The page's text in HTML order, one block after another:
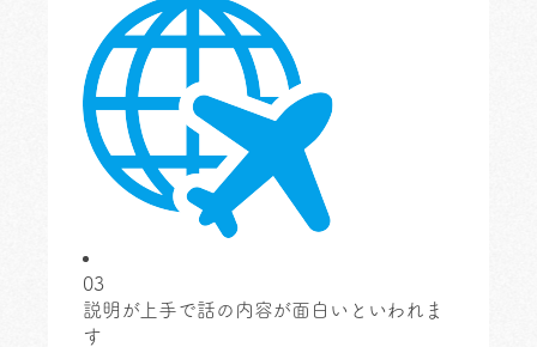
03
説明が上手で話の内容が面白いといわれま
す